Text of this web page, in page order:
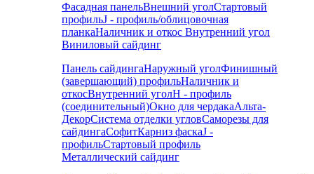
Фасадная панельВнешний уголСтартовый
профильJ - профиль/облицовочная
планкаНаличник и откос Внутренний угол
Виниловый сайдинг
Панель сайдингаНаружный уголФинишный
(завершающий) профильНаличник и
откосВнутренний уголH - профиль
(соединительный)Окно для чердакаАльта-
ДекорСистема отделки угловСаморезы для
сайдингаСофитКарниз фаскаJ -
профильСтартовый профиль
Металлический сайдинг